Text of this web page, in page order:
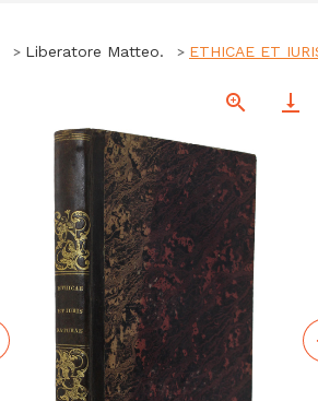
Liberatore Matteo. ETHICAE ET